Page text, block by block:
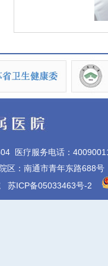
医疗服务电话：
区：南通市青年东路688号
苏ICP备05033463号-2